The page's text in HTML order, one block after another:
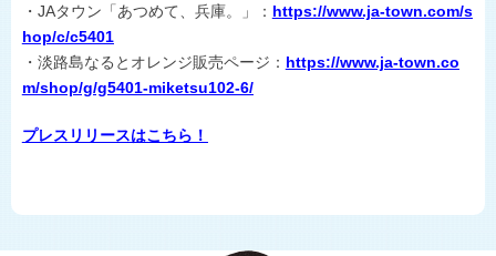
・JAタウン「あつめて、兵庫。」： https://www.ja-town.com/s
hop/c/c5401
・淡路島なるとオレンジ販売ページ： https://www.ja-town.co
m/shop/g/g5401-miketsu102-6/
プレスリリースはこちら！